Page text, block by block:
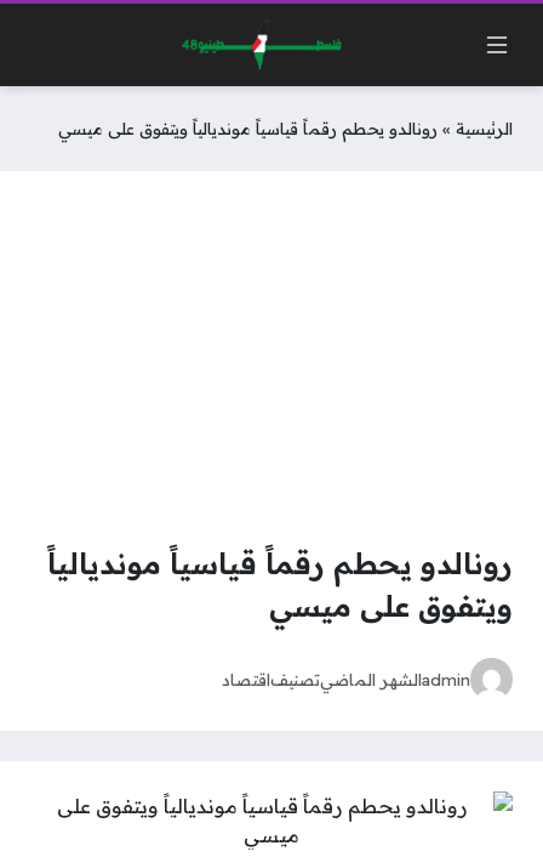
الرئيسية » رونالدو يحطم رقماً قياسياً مونديالياً ويتفوق على ميسي
رونالدو يحطم رقماً قياسياً مونديالياً
ويتفوق على ميسي
adminالشهر الماضيتصنيفاقتصاد